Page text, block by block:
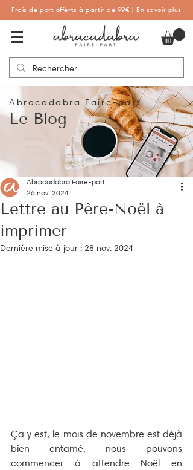
Frais de port offerts à partir de 99€ |En savoir plus
Abracadabra Faire-part, faire-part
personnalisés de naissance et de baptême
Abracadabra Faire-part
Le Blog
Lettre au Père-Noël à
imprimer
Abracadabra Faire-part
26 nov. 2024
Dernière mise à jour : 28 nov. 2024
Ça y est, le mois de novembre est déjà
bien entamé, nous pouvons
commencer à attendre Noël en